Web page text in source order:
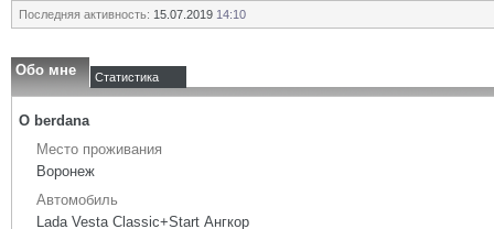
Последняя активность: 15.07.2019 14:10
Обо мне Статистика
О berdana
Место проживания
Воронеж
Автомобиль
Lada Vesta Classic+Start Ангкор